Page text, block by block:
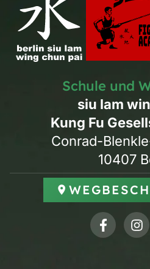
Schule und
siu lam
Kung Fu
Conrad-
10407